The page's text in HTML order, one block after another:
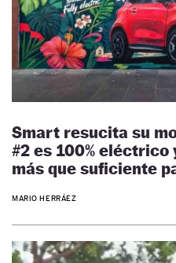
Smart resucita su
#2 es 100% eléctrico
más que suficiente
MARIO HERRÁEZ